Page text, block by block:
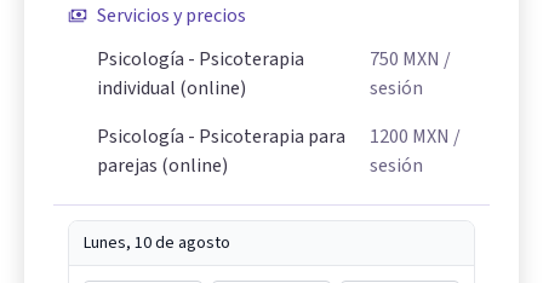
Servicios y precios
Psicología - Psicoterapia
individual (online)
750 MXN /
sesión
Psicología - Psicoterapia para
parejas (online)
1200 MXN /
sesión
Lunes, 10 de agosto